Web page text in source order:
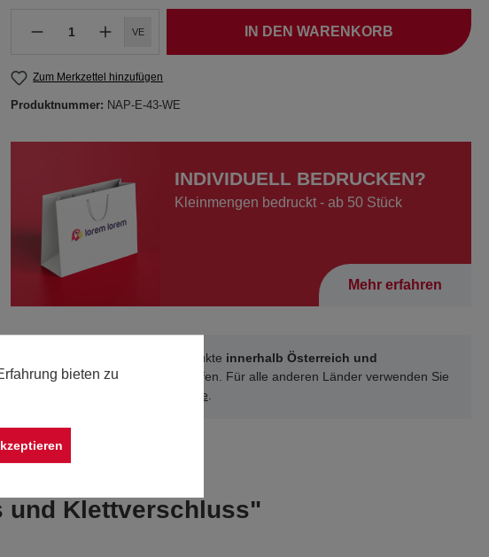
VE IN DEN WARENKORB
Zum Merkzettel hinzufügen
Produktnummer: NAP-E-43-WE
INDIVIDUELL BEDRUCKEN?
Kleinmengen bedruckt - ab 50 Stück
Mehr erfahren
Sie können unsere Produkte innerhalb Österreich und
Deutschland
online kaufen. Für alle anderen Länder verwenden Sie
Kontakt-Seite.
und Klettverschluss"
bieten zu